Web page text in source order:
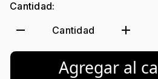
Cantidad:
remove Cantidad add
Agregar al